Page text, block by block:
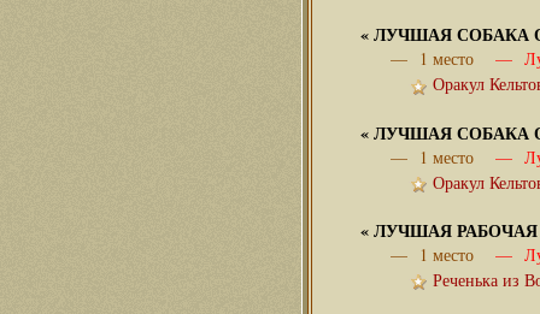
«ЛУЧШАЯ СОБАКА
— 1 место
—
Оракул
«ЛУЧШАЯ СОБАКА
— 1 место
—
Оракул
«ЛУЧШАЯ
— 1 место
—
Реченька из